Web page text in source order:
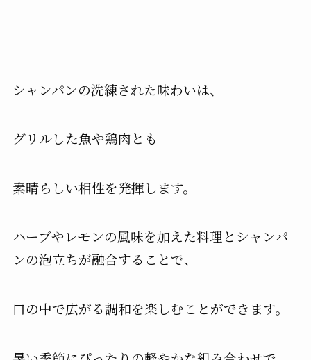
シャンパンの洗練された味わいは、
グリルした魚や鶏肉とも
素晴らしい相性を発揮します。
ハーブやレモンの風味を加えた料理とシャンパ
ンの泡立ちが融合することで、
口の中で広がる調和を楽しむことができます。